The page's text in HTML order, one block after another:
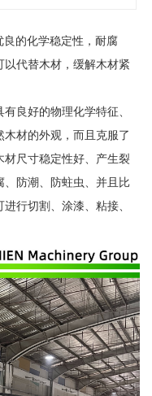
的化学稳定性，耐腐
代替木材，缓解木材紧
良好的物理化学特征、
材的外观，而且克服了
材尺寸稳定性好、产生裂
防潮、防蛀虫、并且比
行切割、涂漆、粘接、